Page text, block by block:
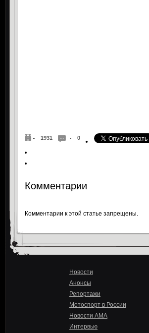
1931 0
Комментарии
Комментарии к этой статье запрещены.
Новости
Анонсы
Репортажи
Мотоспорт в России
Новости AMA
Интервью